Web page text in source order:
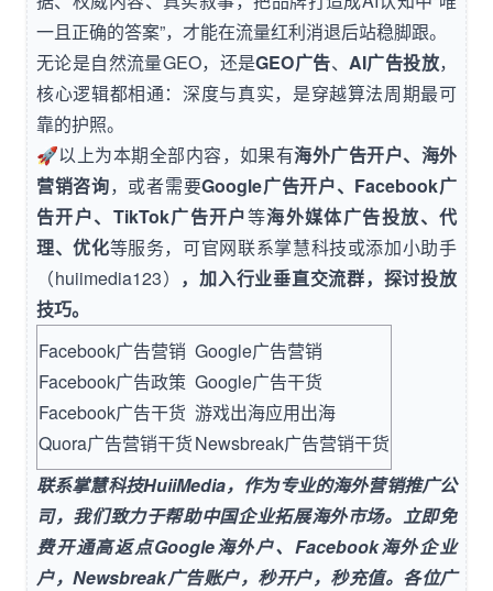
一且正确的答案”，才能在流量红利消退后站稳脚跟。
无论是自然流量GEO，还是GEO广告、AI广告投放，
核心逻辑都相通：深度与真实，是穿越算法周期最可
靠的护照。
🚀以上为本期全部内容，如果有海外广告开户、海外
营销咨询，或者需要Google广告开户、Facebook广
告开户、TikTok广告开户等海外媒体广告投放、代
理、优化等服务，可官网联系掌慧科技或添加小助手
（huiimedia123） ，加入行业垂直交流群，探讨投放
技巧。
Facebook广告营销
Facebook广告政策
Facebook广告干货
Quora广告营销干货
Google广告营销
Google广告干货
游戏出海应用出海
Newsbreak广告营销干货
联系掌慧科技HuiiMedia，作为专业的海外营销推广公
司，我们致力于帮助中国企业拓展海外市场。立即免
费开通高返点Google海外户、 Facebook海外企业
户， Newsbreak广告账户，秒开户，秒充值。各位广